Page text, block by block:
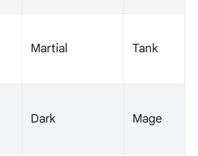
Martial Tank
Dark Mage